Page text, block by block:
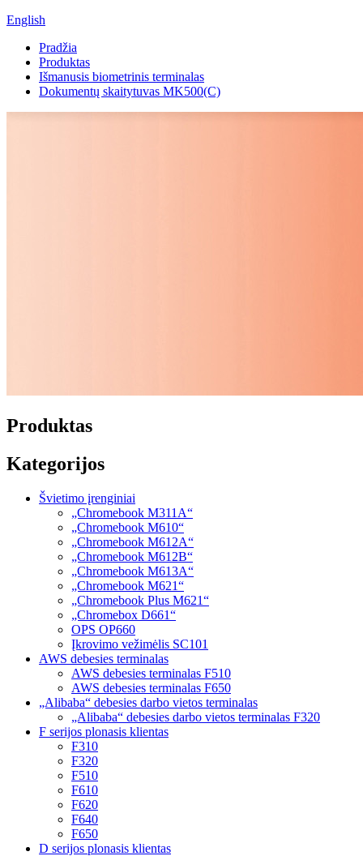
English
Pradžia
Produktas
Išmanusis biometrinis terminalas
Dokumentų skaitytuvas MK500(C)
Produktas
Kategorijos
Švietimo įrenginiai
„Chromebook M311A“
„Chromebook M610“
„Chromebook M612A“
„Chromebook M612B“
„Chromebook M613A“
„Chromebook M621“
„Chromebook Plus M621“
„Chromebox D661“
OPS OP660
Įkrovimo vežimėlis SC101
AWS debesies terminalas
AWS debesies terminalas F510
AWS debesies terminalas F650
„Alibaba“ debesies darbo vietos terminalas
„Alibaba“ debesies darbo vietos terminalas F320
F serijos plonasis klientas
F310
F320
F510
F610
F620
F640
F650
D serijos plonasis klientas